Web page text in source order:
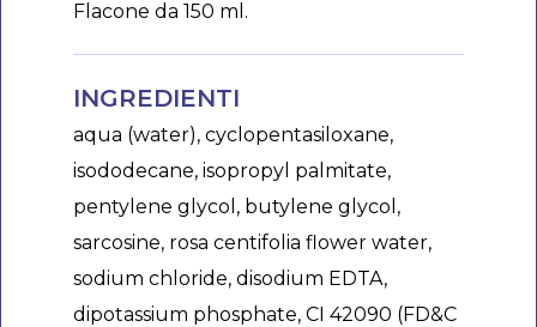
Flacone da 150 ml.
INGREDIENTI
aqua (water), cyclopentasiloxane,
isododecane, isopropyl palmitate,
pentylene glycol, butylene glycol,
sarcosine, rosa centifolia flower water,
sodium chloride, disodium EDTA,
dipotassium phosphate, CI 42090 (FD&C